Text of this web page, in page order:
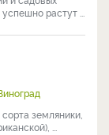
растут ...
земляники,
...